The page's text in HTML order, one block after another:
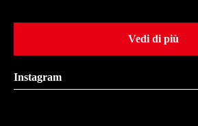
Vedi di più
Instagram